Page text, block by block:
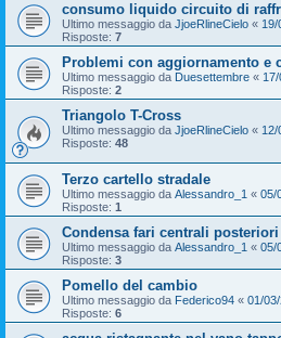
consumo liquido circuito di
Ultimo messaggio da JjoeRlineCielo « 19/
Risposte: 7
Problemi con aggiornamento e
Ultimo messaggio da Duesettembre «
Risposte: 2
Triangolo T-Cross
Ultimo messaggio da JjoeRlineCielo « 12/
Risposte: 48
Terzo cartello stradale
Ultimo messaggio da Alessandro_1 « 05/
Risposte: 1
Condensa fari centrali posteriori
Ultimo messaggio da Alessandro_1 « 05/
Risposte: 3
Pomello del cambio
Ultimo messaggio da Federico94 « 01/
Risposte: 6